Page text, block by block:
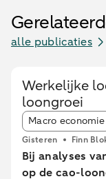
alle publicaties
Werkelijke
loongroei
Article tags:
Macro economie
Gisteren Finn
Bij analyses
op de cao-